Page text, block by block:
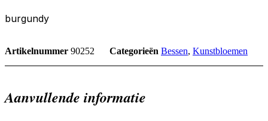
burgundy
Artikelnummer 90252 Categorieën Bessen, Kunstbloemen
Aanvullende informatie